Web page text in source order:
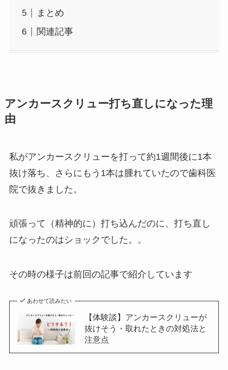
まとめ
関連記事
アンカースクリュー打ち直しになった理
由
私がアンカースクリューを打って約1週間後に1本
抜け落ち、さらにもう1本は腫れていたので歯科医
院で抜きました。
頑張って（精神的に）打ち込んだのに、打ち直し
になったのはショックでした。。
その時の様子は前回の記事で紹介しています
あわせて読みたい
【体験談】アンカースクリューが
抜けそう・取れたときの対処法と
注意点